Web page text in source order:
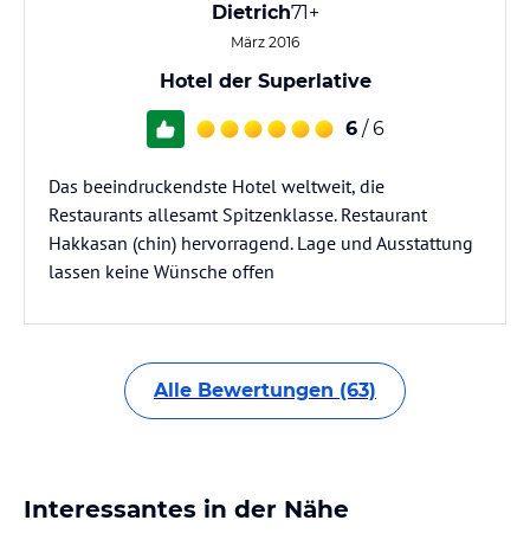
Dietrich71+
März 2016
Hotel der Superlative
6 / 6
Das beeindruckendste Hotel weltweit, die
Restaurants allesamt Spitzenklasse. Restaurant
Hakkasan (chin) hervorragend. Lage und Ausstattung
lassen keine Wünsche offen
Alle Bewertungen (63)
Interessantes in der Nähe